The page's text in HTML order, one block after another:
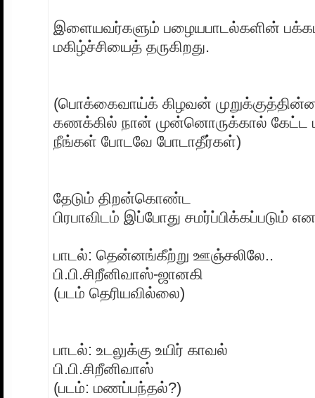
இளையவர்களும் பழையபாடல்களின் பக்கம்
மகிழ்ச்சியைத் தருகிறது.
(பொக்கைவாய்க் கிழவன்
கணக்கில் நான் முன்னொருக்கால் கேட்ட
நீங்கள் போடவே போடாதீர்கள்)
தேடும் திறன்கொண்ட
பிரபாவிடம் இப்போது சமர்ப்பிக்கப்படும்
பாடல்: தென்னங்கீற்று ஊஞ்சலிலே..
பி.பி.சிறீனிவாஸ்-ஜானகி
(படம் தெரியவில்லை)
பாடல்: உடலுக்கு உயிர் காவல்
பி.பி.சிறீனிவாஸ்
(படம்: மணப்பந்தல்?)